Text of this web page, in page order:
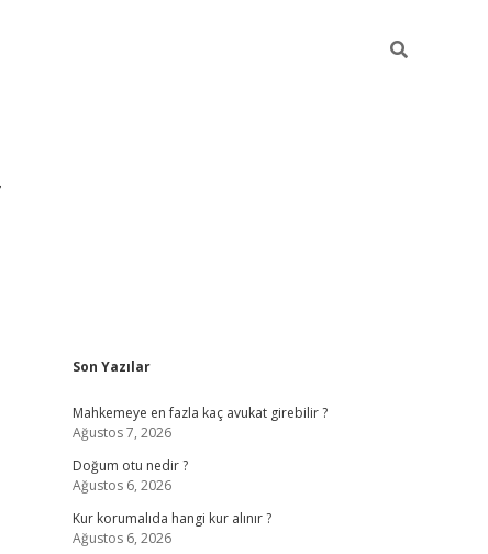
Sidebar
Son Yazılar
Mahkemeye en fazla kaç avukat girebilir ?
Ağustos 7, 2026
Doğum otu nedir ?
Ağustos 6, 2026
Kur korumalıda hangi kur alınır ?
Ağustos 6, 2026